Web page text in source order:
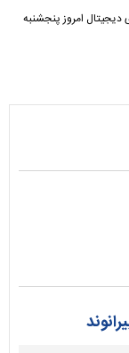
امروز پنجشنبه